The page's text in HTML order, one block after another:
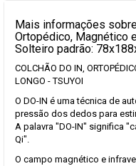
Mais informações
Ortopédico, Magnético
Solteiro padrão:
COLCHÃO DO IN,
LONGO - TSUYOI
O DO-IN é uma técnica de
pressão dos dedos para
A palavra "DO-IN" significa
Qi".
O campo magnético e